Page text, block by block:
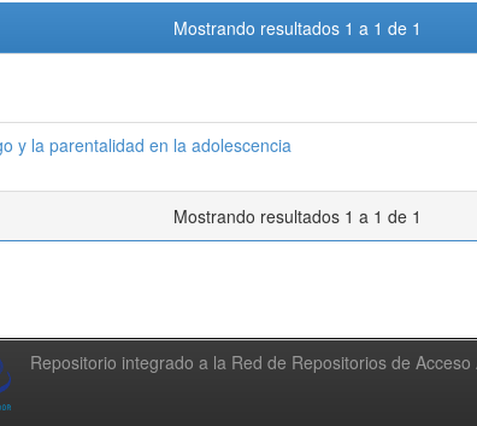
Mostrando resultados 1 a 1 de 1
y la parentalidad en la adolescencia
Mostrando resultados 1 a 1 de 1
Repositorio integrado a la Red de Repositorios de